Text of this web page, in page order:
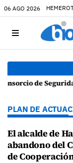
06 AGO 2026
presenta la Guía de Seguridad en
PLAN DE
El alcalde de
abandono del
de